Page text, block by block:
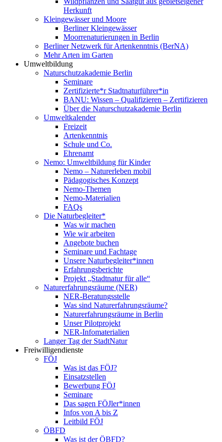
Herkunft
Kleingewässer und Moore
Berliner Kleingewässer
Moorrenaturierungen in Berlin
Berliner Netzwerk für Artenkenntnis (BerNA)
Mehr Arten im Garten
Umweltbildung
Naturschutzakademie Berlin
Seminare
Zertifizierte*r Stadtnaturführer*in
BANU: Wissen – Qualifizieren – Zertifizieren
Über die Naturschutzakademie Berlin
Umweltkalender
Freizeit
Artenkenntnis
Schule und Co.
Ehrenamt
Nemo: Umweltbildung für Kinder
Nemo – Naturerleben mobil
Pädagogisches Konzept
Nemo-Themen
Nemo-Materialien
FAQs
Die Naturbegleiter*
Was wir machen
Wie wir arbeiten
Angebote buchen
Seminare und Fachtage
Unsere Naturbegleiter*innen
Erfahrungsberichte
Projekt „Stadtnatur für alle“
Naturerfahrungsräume (NER)
NER-Beratungsstelle
Was sind Naturerfahrungsräume?
Naturerfahrungsräume in Berlin
Unser Pilotprojekt
NER-Infomaterialien
Langer Tag der StadtNatur
Freiwilligendienste
FÖJ
Was ist das FÖJ?
Einsatzstellen
Bewerbung FÖJ
Seminare
Das sagen FÖJler*innen
Infos von A bis Z
Leitbild FÖJ
ÖBFD
Was ist der ÖBFD?